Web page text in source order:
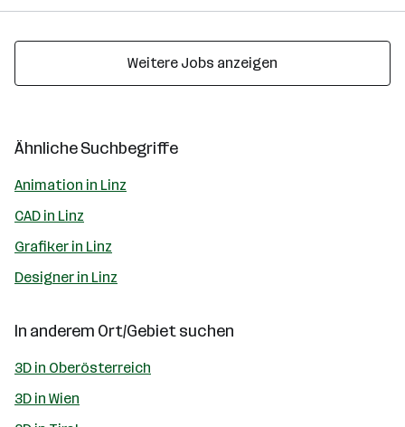
Weitere Jobs anzeigen
Ähnliche Suchbegriffe
Animation in Linz
CAD in Linz
Grafiker in Linz
Designer in Linz
In anderem Ort/Gebiet suchen
3D in Oberösterreich
3D in Wien